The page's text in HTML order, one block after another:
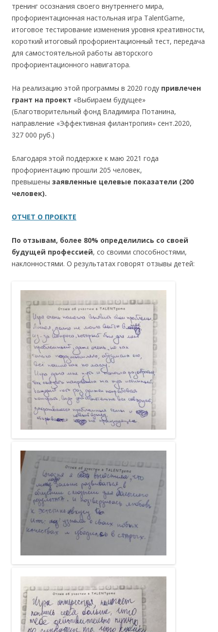
тренинг осознания своего внутреннего мира,
профориентационная настольная игра TalentGame,
итоговое тестирование изменения уровня креативности,
короткий итоговый профориентационный тест, передача
для самостоятельной работы авторского
профориентационного навигатора.
На реализацию этой программы в 2020 году привлечен
грант на проект «Выбираем будущее»
(Благотворительный фонд Владимира Потанина,
направление «Эффективная филантропия» сент.2020,
327 000 руб.)
Благодаря этой поддержке к маю 2021 года
профориентацию прошли 205 человек,
превышены заявленные целевые показатели (200
человек).
ОТЧЕТ О ПРОЕКТЕ
По отзывам, более 80% определились со своей
будущей профессией, со своими способностями,
наклонностями. О результатах говорят отзывы детей: